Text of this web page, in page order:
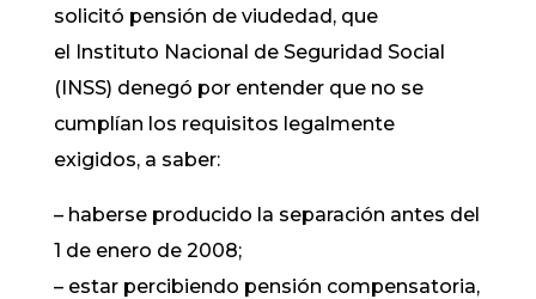
solicitó pensión de viudedad, que
el Instituto Nacional de Seguridad Social
(INSS) denegó por entender que no se
cumplían los requisitos legalmente
exigidos, a saber:
– haberse producido la separación antes del
1 de enero de 2008;
– estar percibiendo pensión compensatoria,